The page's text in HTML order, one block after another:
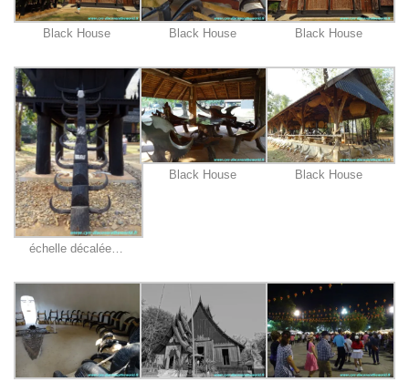
Black House Black House Black House
échelle décalée…
Black House Black House